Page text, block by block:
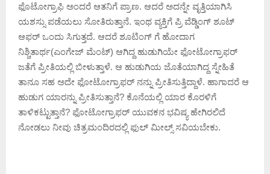
ಫೊಟೋಗ್ರಾಫಿ ಅಂದರೆ ಆತನಿಗೆ ಪ್ರಾಣ. ಆದರೆ ಅದನ್ನೇ ವೃತ್ತಿಯಾಗಿಸಿ
ಯಶಸ್ಸು ಪಡೆಯಲು ಸೋತಿರುತ್ತಾನೆ. ಇಂಥ ವ್ಯಕ್ತಿಗೆ ಪ್ರಿ ವೆಡ್ಡಿಂಗ್ ಶೂಟ್
ಆಫರ್ ಒಂದು ಸಿಗುತ್ತದೆ. ಆದರೆ ಶೂಟಿಂಗ್ ಗೆ ಹೋದಾಗ
ನಿಶ್ಚಿತಾರ್ಥ(ಎಂಗೇಜ್ ಮೆಂಟ್) ಆಗಿದ್ದ ಹುಡುಗಿಯೇ ಫೋಟೋಗ್ರಾಫರ್
ಜತೆಗೆ ಪ್ರೀತಿಯಲ್ಲಿ ಬೀಳುತ್ತಾಳೆ. ಆ ಹುಡುಗಿಯ ಜೊತೆಯಾಗಿದ್ದ ಸ್ನೇಹಿತೆ
ತಾನೂ ಸಹ ಅದೇ ಫೋಟೋಗ್ರಾಫರ್ ನನ್ನು ಪ್ರೀತಿಸುತ್ತಿದ್ದಾಳೆ. ಹಾಗಾದರೆ ಆ
ಹುಡುಗ ಯಾರನ್ನು ಪ್ರೀತಿಸುತ್ತಾನೆ? ಕೊನೆಯಲ್ಲಿ ಯಾರ ಕೊರಳಿಗೆ
ತಾಳಿ‌ಕಟ್ಟುತ್ತಾನೆ? ಫೋಟೋಗ್ರಾಫರ್ ಯುವಕನ ಭವಿಷ್ಯ ಹೇಗಿರಲಿದೆ
ನೋಡಲು ನೀವು ಚಿತ್ರಮಂದಿರದಲ್ಲಿ ಫುಲ್ ಮೀಲ್ಸ್ ಸವಿಯಬೇಕು.